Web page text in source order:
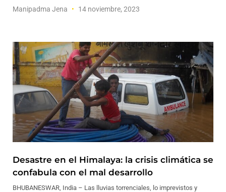
Manipadma Jena 14 noviembre, 2023
Desastre en el Himalaya: la crisis climática se
confabula con el mal desarrollo
BHUBANESWAR, India – Las lluvias torrenciales, lo imprevistos y